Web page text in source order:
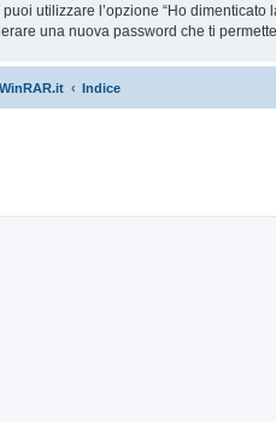
utilizzare l’opzione “Ho
una nuova password che ti
Indice